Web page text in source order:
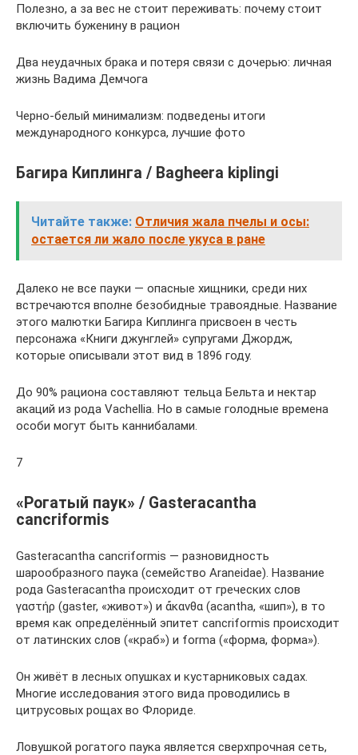
Полезно, а за вес не стоит переживать: почему стоит
включить буженину в рацион
Два неудачных брака и потеря связи с дочерью: личная
жизнь Вадима Демчога
Черно-белый минимализм: подведены итоги
международного конкурса, лучшие фото
Багира Киплинга / Bagheera kiplingi
Читайте также: Отличия жала пчелы и осы:
остается ли жало после укуса в ране
Далеко не все пауки — опасные хищники, среди них
встречаются вполне безобидные травоядные. Название
этого малютки Багира Киплинга присвоен в честь
персонажа «Книги джунглей» супругами Джордж,
которые описывали этот вид в 1896 году.
До 90% рациона составляют тельца Бельта и нектар
акаций из рода Vachellia. Но в самые голодные времена
особи могут быть каннибалами.
7
«Рогатый паук» / Gasteracantha
cancriformis
Gasteracantha cancriformis — разновидность
шарообразного паука (семейство Araneidae). Название
рода Gasteracantha происходит от греческих слов
γαστήρ (gaster, «живот») и ἄκανθα (acantha, «шип»), в то
время как определённый эпитет cancriformis происходит
от латинских слов («краб») и forma («форма, форма»).
Он живёт в лесных опушках и кустарниковых садах.
Многие исследования этого вида проводились в
цитрусовых рощах во Флориде.
Ловушкой рогатого паука является сверхпрочная сеть,